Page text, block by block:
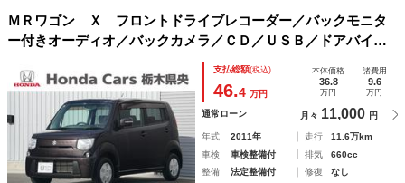
ＭＲワゴン Ｘ フロントドライブレコーダー／バックモニタ
ー付きオーディオ／バックカメラ／ＣＤ／ＵＳＢ／ドアバイザ
ー／スマートキー／ハロゲンヘッドライト／スチールホイール
／パワーステアリング／パワーウィンドウ スマキー
支払総額(税込)
46.4 万円
本体価格
36.8
万円
諸費用
9.6
万円
通常ローン 月々 11,000 円
年式 2011年 走行
11.6万km
車検
車検整備付 排気
660cc
整備
法定整備付 修復
なし